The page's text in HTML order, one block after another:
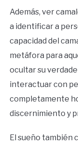
Además, ver
a identificar a
capacidad del
metáfora para
ocultar su
interactuar con
completamente
discernimiento y
El sueño también